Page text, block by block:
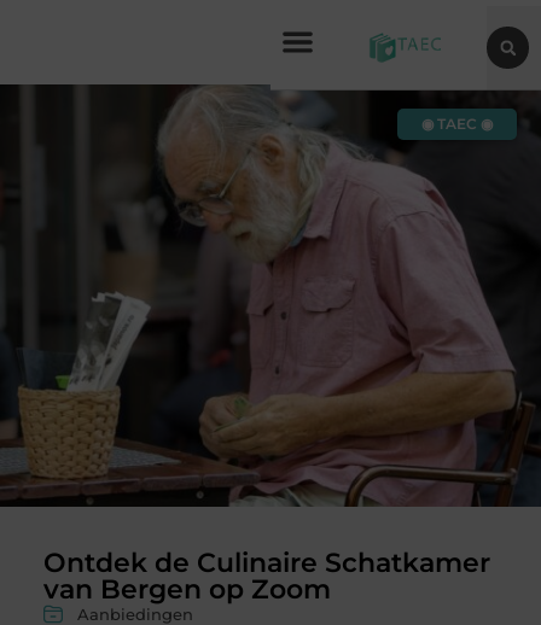
Ontdek de Culinaire Schatkamer
van Bergen op Zoom
Aanbiedingen
◉ TAEC ◉